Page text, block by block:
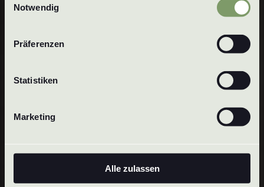
unsere Datenschutzerklärung
Notwendig
Präferenzen
Statistiken
Marketing
Alle zulassen